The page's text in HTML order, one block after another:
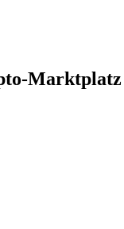
Marktplatz